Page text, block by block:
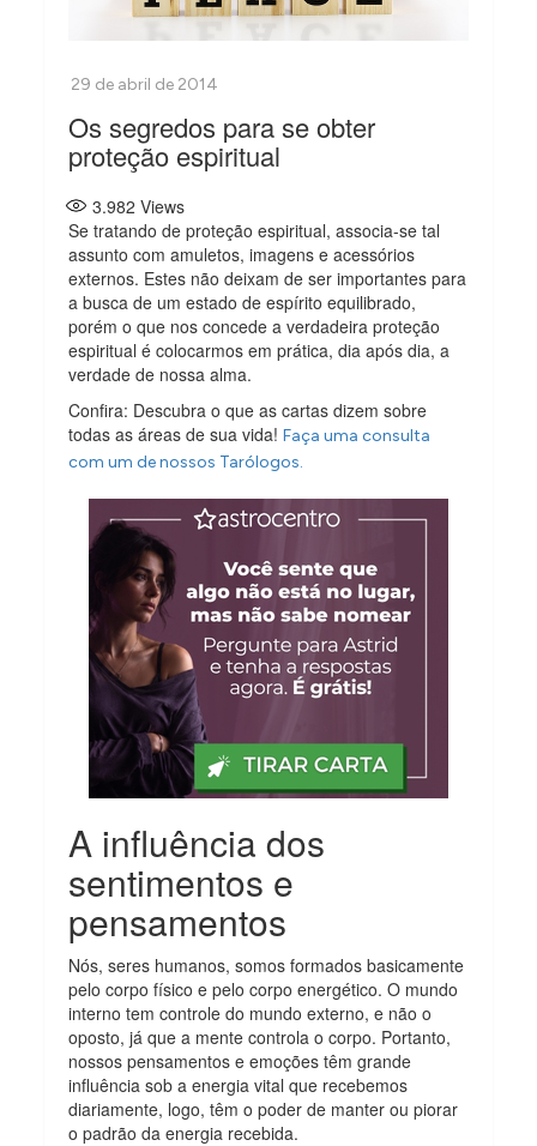
Os segredos para se obter
proteção espiritual
3.982 Views
Se tratando de proteção espiritual, associa-se tal
assunto com amuletos, imagens e acessórios
externos. Estes não deixam de ser importantes para
a busca de um estado de espírito equilibrado,
porém o que nos concede a verdadeira proteção
espiritual é colocarmos em prática, dia após dia, a
verdade de nossa alma.
Confira: Descubra o que as cartas dizem sobre
todas as áreas de sua vida!Faça uma consulta
com um de nossos Tarólogos.
A influência dos
sentimentos e
pensamentos
Nós, seres humanos, somos formados basicamente
pelo corpo físico e pelo corpo energético. O mundo
interno tem controle do mundo externo, e não o
oposto, já que a mente controla o corpo. Portanto,
nossos pensamentos e emoções têm grande
influência sob a energia vital que recebemos
diariamente, logo, têm o poder de manter ou piorar
o padrão da energia recebida.